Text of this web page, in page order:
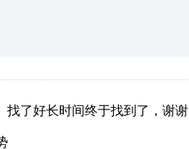
找了好长时间终于找到了，谢